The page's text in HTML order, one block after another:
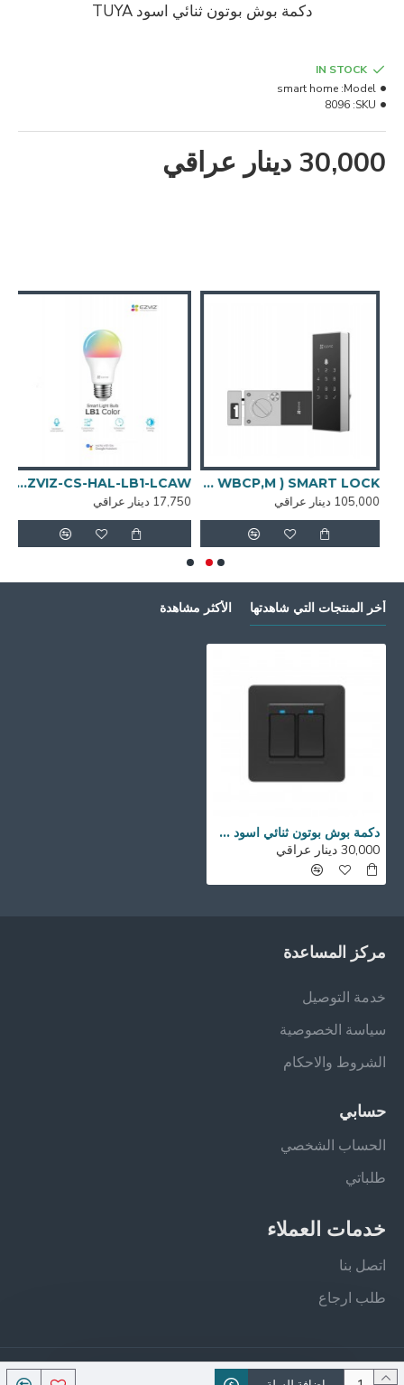
دكمة بوش بوتون ثنائي اسود TUYA
30,000 دينار عراقي
IN STOCK
Model:
smart home
SKU:
8096
EZVIZ-CS-DL03 ( WBCP,M ) SMART LOCK
105,000 دينار عراقي
EZVIZ-CS-HAL-LB1-LCAW مصباح سمارت
17,750 دينار عراقي
أخر المنتجات التي شاهدتها الأكثر مشاهدة
دكمة بوش بوتون ثنائي اسود TUYA
30,000 دينار عراقي
مركز المساعدة
خدمة التوصيل
سياسة الخصوصية
الشروط والاحكام
حسابي
الحساب الشخصي
طلباتي
خدمات العملاء
اتصل بنا
طلب ارجاع
جميع الحقوق محفوظة - فيلان ستور